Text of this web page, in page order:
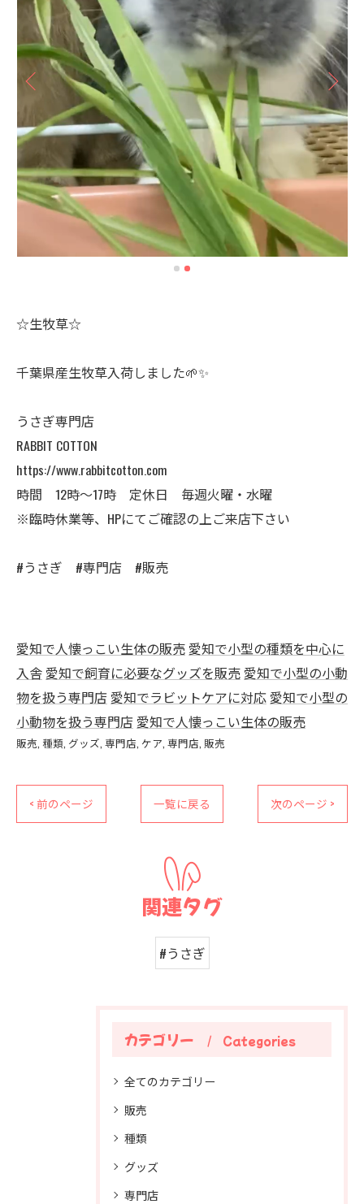
☆生牧草☆
千葉県産生牧草入荷しました🌱✨
うさぎ専門店
RABBIT COTTON
https://www.rabbitcotton.com
時間 12時〜17時 定休日 毎週火曜・水曜
※臨時休業等、HPにてご確認の上ご来店下さい
#うさぎ #専門店 #販売
愛知で人懐っこい生体の販売 愛知で小型の種類を中心に
入舎 愛知で飼育に必要なグッズを販売 愛知で小型の小動
物を扱う専門店 愛知でラビットケアに対応 愛知で小型の
小動物を扱う専門店 愛知で人懐っこい生体の販売
販売 種類 グッズ 専門店 ケア 専門店 販売
< 前のページ 一覧に戻る 次のページ >
関連タグ
#うさぎ
カテゴリー Categories
全てのカテゴリー
販売
種類
グッズ
専門店